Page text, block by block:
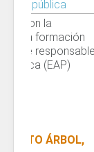
Leer
La